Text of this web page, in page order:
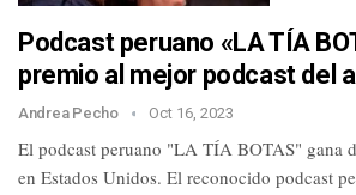
Podcast peruano «LA TÍA
premio al mejor podcast del
Andrea Pecho Oct 16, 2023
El podcast peruano "LA TÍA BOTAS" gana
en Estados Unidos. El reconocido podcast